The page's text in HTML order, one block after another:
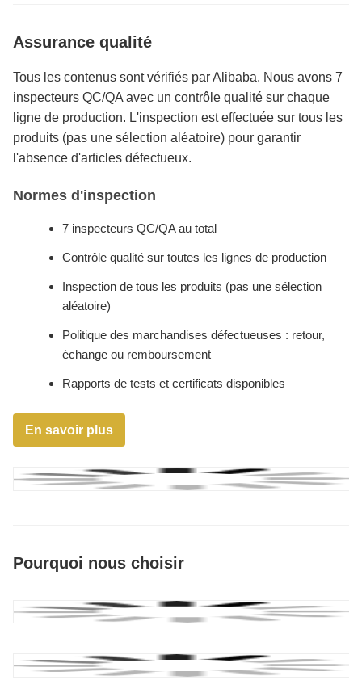
Assurance qualité
Tous les contenus sont vérifiés par Alibaba. Nous avons 7
inspecteurs QC/QA avec un contrôle qualité sur chaque
ligne de production. L'inspection est effectuée sur tous les
produits (pas une sélection aléatoire) pour garantir
l'absence d'articles défectueux.
Normes d'inspection
7 inspecteurs QC/QA au total
Contrôle qualité sur toutes les lignes de production
Inspection de tous les produits (pas une sélection
aléatoire)
Politique des marchandises défectueuses : retour,
échange ou remboursement
Rapports de tests et certificats disponibles
En savoir plus
Pourquoi nous choisir